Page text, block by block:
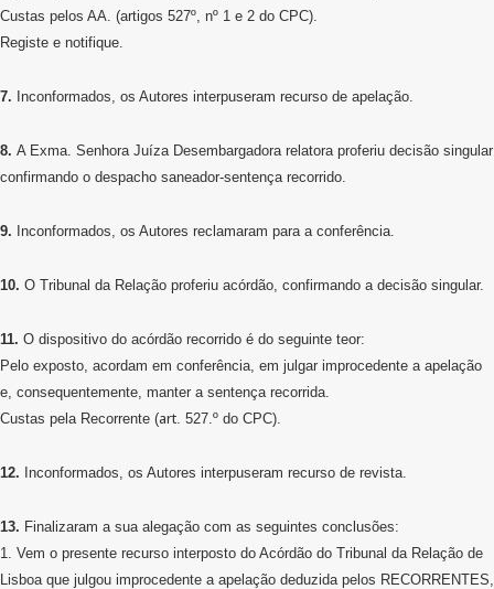
Custas pelos AA. (artigos 527º, nº 1 e 2 do CPC).
Registe e notifique.
7. Inconformados, os Autores interpuseram recurso de apelação.
8. A Exma. Senhora Juíza Desembargadora relatora proferiu decisão singular
confirmando o despacho saneador-sentença recorrido.
9. Inconformados, os Autores reclamaram para a conferência.
10. O Tribunal da Relação proferiu acórdão, confirmando a decisão singular.
11. O dispositivo do acórdão recorrido é do seguinte teor:
Pelo exposto, acordam em conferência, em julgar improcedente a apelação
e, consequentemente, manter a sentença recorrida.
Custas pela Recorrente (art. 527.º do CPC).
12. Inconformados, os Autores interpuseram recurso de revista.
13. Finalizaram a sua alegação com as seguintes conclusões:
1. Vem o presente recurso interposto do Acórdão do Tribunal da Relação de
Lisboa que julgou improcedente a apelação deduzida pelos RECORRENTES,